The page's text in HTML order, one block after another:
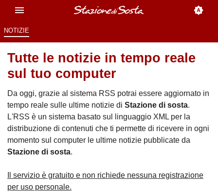
NOTIZIE
Tutte le notizie in tempo reale
sul tuo computer
Da oggi, grazie al sistema RSS potrai essere aggiornato in
tempo reale sulle ultime notizie di Stazione di sosta.
L'RSS è un sistema basato sul linguaggio XML per la
distribuzione di contenuti che ti permette di ricevere in ogni
momento sul computer le ultime notizie pubblicate da
Stazione di sosta.
Il servizio è gratuito e non richiede nessuna registrazione
per uso personale.